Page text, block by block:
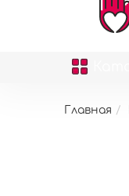
Главная